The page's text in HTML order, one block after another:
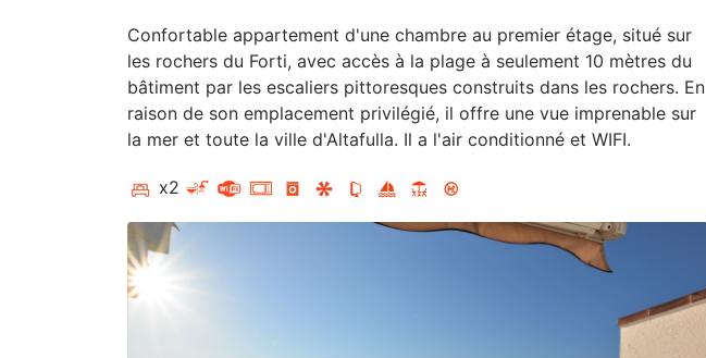
Confortable appartement d'une chambre au premier étage, situé sur
les rochers du Forti, avec accès à la plage à seulement 10 mètres du
bâtiment par les escaliers pittoresques construits dans les rochers. En
raison de son emplacement privilégié, il offre une vue imprenable sur
la mer et toute la ville d'Altafulla. Il a l'air conditionné et WIFI.
x2